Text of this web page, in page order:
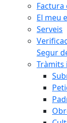
Factura
El meu
Serveis
Segur
Tràmits